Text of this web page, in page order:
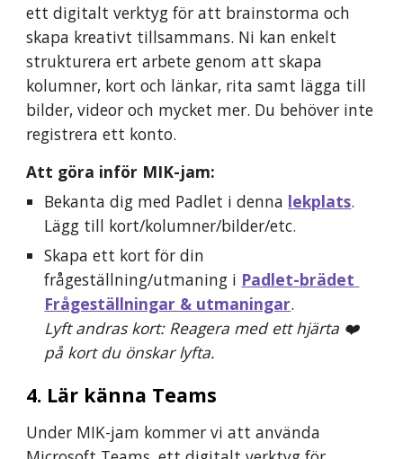
ett digitalt verktyg för att brainstorma och
skapa kreativt tillsammans. Ni kan enkelt
strukturera ert arbete genom att skapa
kolumner, kort och länkar, rita samt lägga till
bilder, videor och mycket mer. Du behöver inte
registrera ett konto.
Att göra inför MIK-jam:
Bekanta dig med Padlet i denna lekplats.
Lägg till kort/kolumner/bilder/etc.
Skapa ett kort för din
frågeställning/utmaning i Padlet-brädet
Frågeställningar & utmaningar.
Lyft andras kort: Reagera med ett hjärta ❤️
på kort du önskar lyfta.
4. Lär känna Teams
Under MIK-jam kommer vi att använda